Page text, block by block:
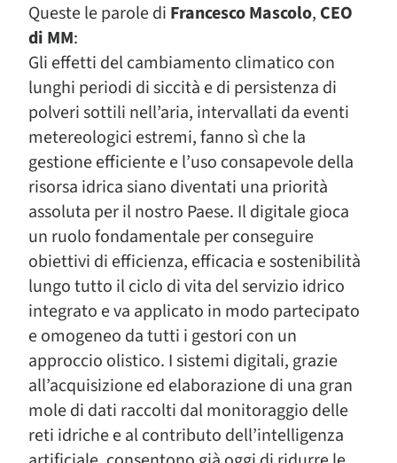
Queste le parole di Francesco Mascolo, CEO
di MM:
Gli effetti del cambiamento climatico con
lunghi periodi di siccità e di persistenza di
polveri sottili nell’aria, intervallati da eventi
metereologici estremi, fanno sì che la
gestione efficiente e l’uso consapevole della
risorsa idrica siano diventati una priorità
assoluta per il nostro Paese. Il digitale gioca
un ruolo fondamentale per conseguire
obiettivi di efficienza, efficacia e sostenibilità
lungo tutto il ciclo di vita del servizio idrico
integrato e va applicato in modo partecipato
e omogeneo da tutti i gestori con un
approccio olistico. I sistemi digitali, grazie
all’acquisizione ed elaborazione di una gran
mole di dati raccolti dal monitoraggio delle
reti idriche e al contributo dell’intelligenza